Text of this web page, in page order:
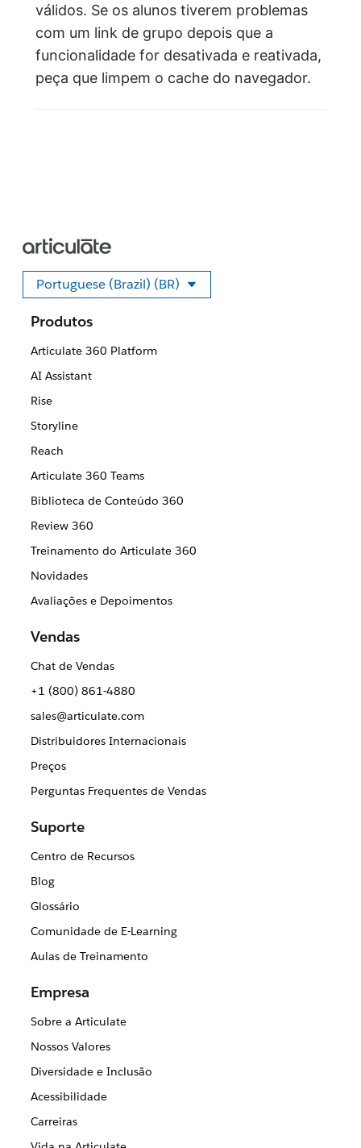
válidos. Se os alunos tiverem problemas
com um link de grupo depois que a
funcionalidade for desativada e reativada,
peça que limpem o cache do navegador.
Portuguese (Brazil) (BR)
Selecione seu idioma
Produtos
Articulate 360 Platform
AI Assistant
Rise
Storyline
Reach
Articulate 360 Teams
Biblioteca de Conteúdo 360
Review 360
Treinamento do Articulate 360
Novidades
Avaliações e Depoimentos
Vendas
Chat de Vendas
+1 (800) 861-4880
sales@articulate.com
Distribuidores Internacionais
Preços
Perguntas Frequentes de Vendas
Suporte
Centro de Recursos
Blog
Glossário
Comunidade de E-Learning
Aulas de Treinamento
Empresa
Sobre a Articulate
Nossos Valores
Diversidade e Inclusão
Acessibilidade
Carreiras